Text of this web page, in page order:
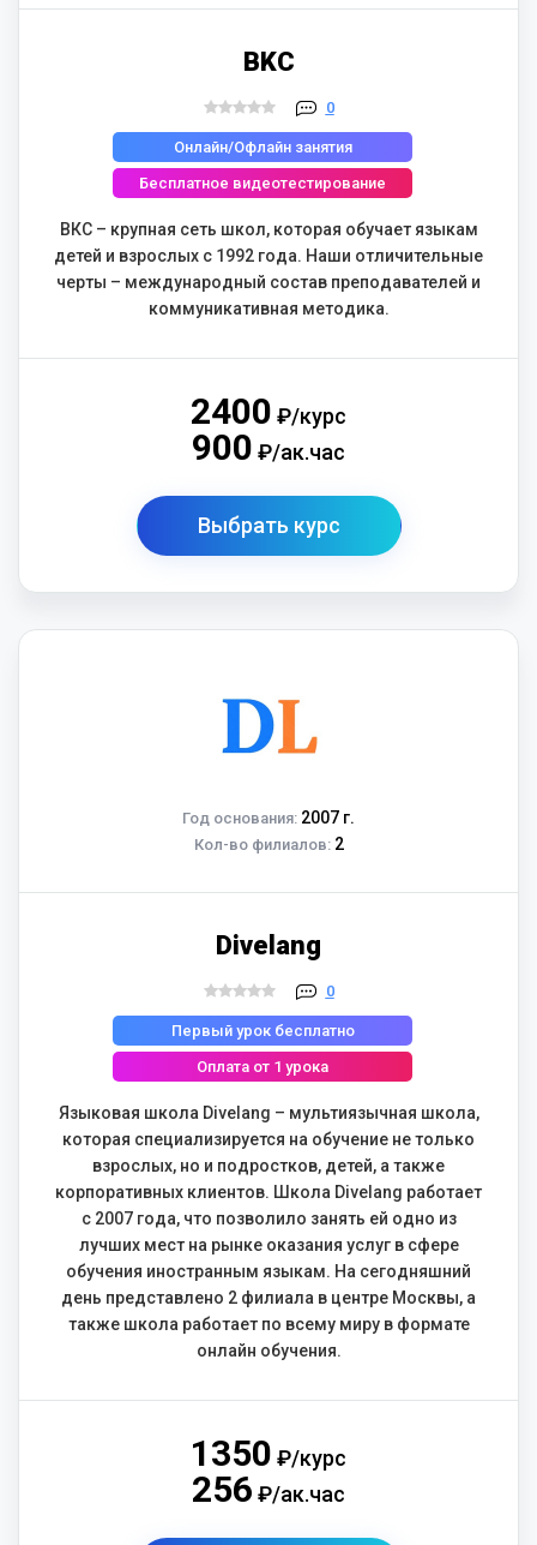
BKC
0
Онлайн/Офлайн занятия
Бесплатное видеотестирование
ВКС – крупная сеть школ, которая обучает языкам
детей и взрослых с 1992 года. Наши отличительные
черты – международный состав преподавателей и
коммуникативная методика.
2400 ₽/курс
900 ₽/ак.час
Выбрать курс
Год основания: 2007 г.
Кол-во филиалов:2
Divelang
0
Первый урок бесплатно
Оплата от 1 урока
Языковая школа Divelang – мультиязычная школа,
которая специализируется на обучение не только
взрослых, но и подростков, детей, а также
корпоративных клиентов. Школа Divelang работает
с 2007 года, что позволило занять ей одно из
лучших мест на рынке оказания услуг в сфере
обучения иностранным языкам. На сегодняшний
день представлено 2 филиала в центре Москвы, а
также школа работает по всему миру в формате
онлайн обучения.
1350 ₽/курс
256 ₽/ак.час